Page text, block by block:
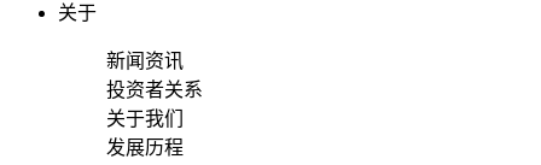
关于
新闻资讯
投资者关系
关于我们
发展历程